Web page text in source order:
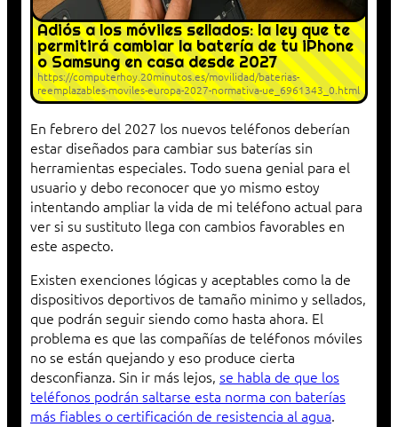
Adiós a los móviles sellados: la ley que te
permitirá cambiar la batería de tu iPhone
o Samsung en casa desde 2027
https://computerhoy.20minutos.es/movilidad/baterias-
reemplazables-moviles-europa-2027-normativa-ue_6961343_0.html
En febrero del 2027 los nuevos teléfonos deberían
estar diseñados para cambiar sus baterías sin
herramientas especiales. Todo suena genial para el
usuario y debo reconocer que yo mismo estoy
intentando ampliar la vida de mi teléfono actual para
ver si su sustituto llega con cambios favorables en
este aspecto.
Existen exenciones lógicas y aceptables como la de
dispositivos deportivos de tamaño minimo y sellados,
que podrán seguir siendo como hasta ahora. El
problema es que las compañías de teléfonos móviles
no se están quejando y eso produce cierta
desconfianza. Sin ir más lejos, se habla de que los
teléfonos podrán saltarse esta norma con baterías
más fiables o certificación de resistencia al agua.